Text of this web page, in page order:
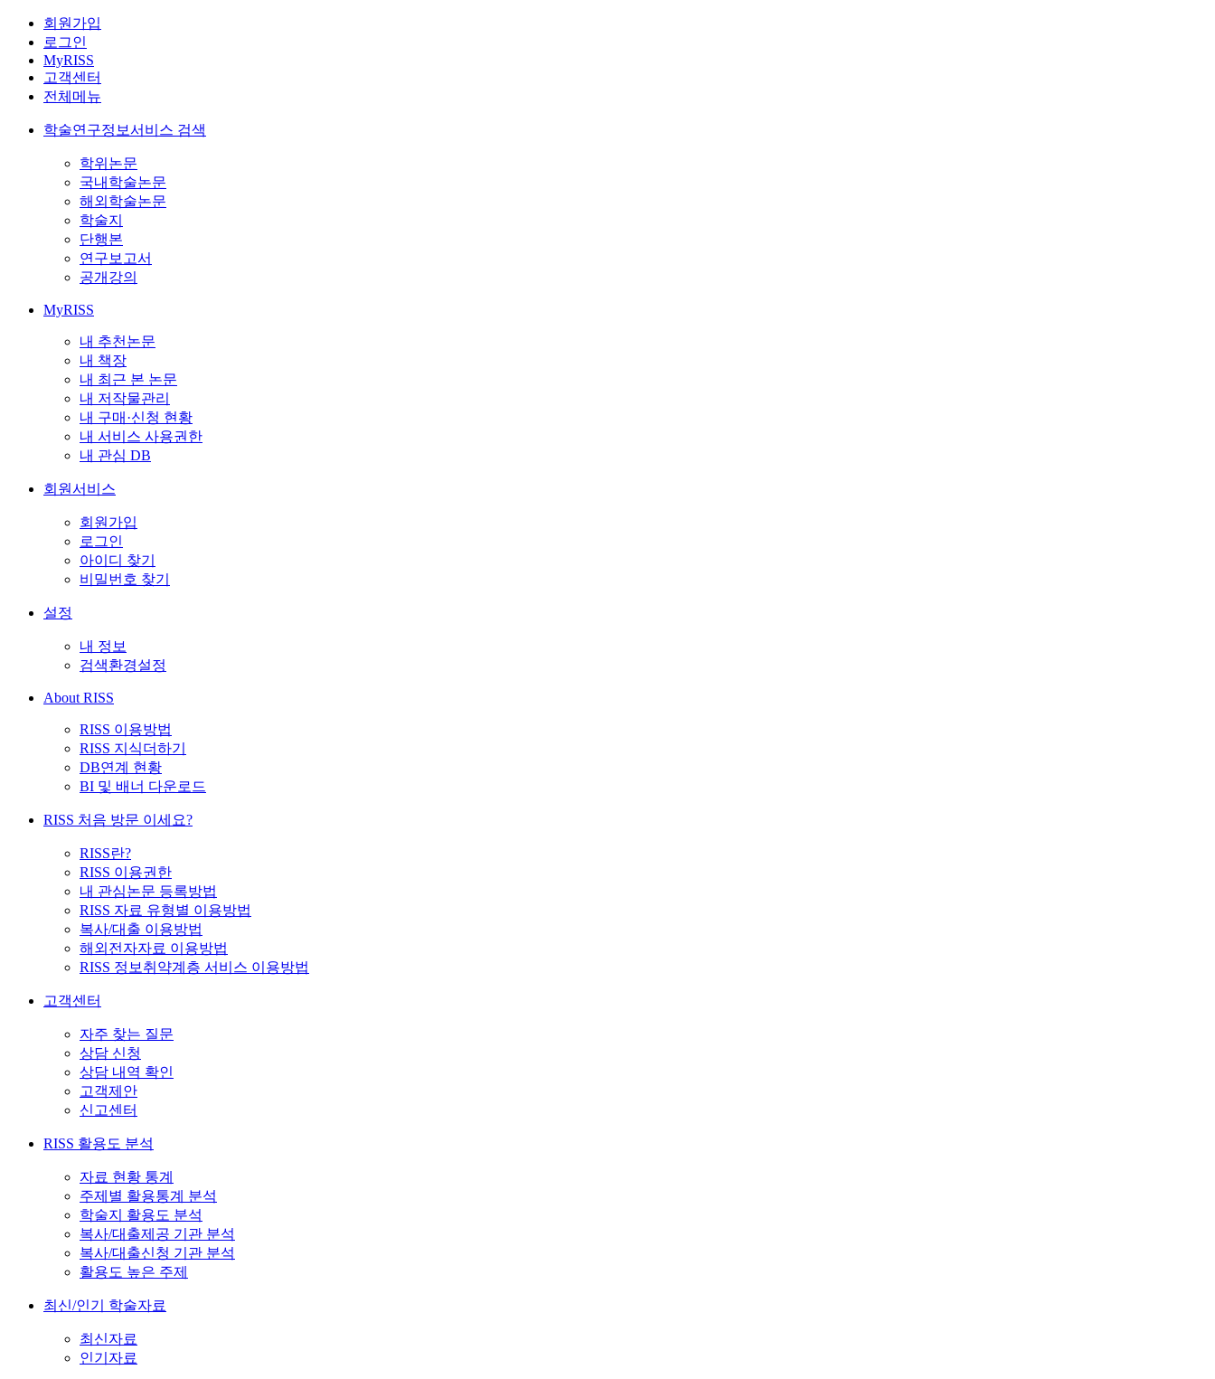
회원가입
로그인
MyRISS
고객센터
전체메뉴
학술연구정보서비스 검색
학위논문
국내학술논문
해외학술논문
학술지
단행본
연구보고서
공개강의
MyRISS
내 추천논문
내 책장
내 최근 본 논문
내 저작물관리
내 구매·신청 현황
내 서비스 사용권한
내 관심 DB
회원서비스
회원가입
로그인
아이디 찾기
비밀번호 찾기
설정
내 정보
검색환경설정
About RISS
RISS 이용방법
RISS 지식더하기
DB연계 현황
BI 및 배너 다운로드
RISS 처음 방문 이세요?
RISS란?
RISS 이용권한
내 관심논문 등록방법
RISS 자료 유형별 이용방법
복사/대출 이용방법
해외전자자료 이용방법
RISS 정보취약계층 서비스 이용방법
고객센터
자주 찾는 질문
상담 신청
상담 내역 확인
고객제안
신고센터
RISS 활용도 분석
자료 현황 통계
주제별 활용통계 분석
학술지 활용도 분석
복사/대출제공 기관 분석
복사/대출신청 기관 분석
활용도 높은 주제
최신/인기 학술자료
최신자료
인기자료